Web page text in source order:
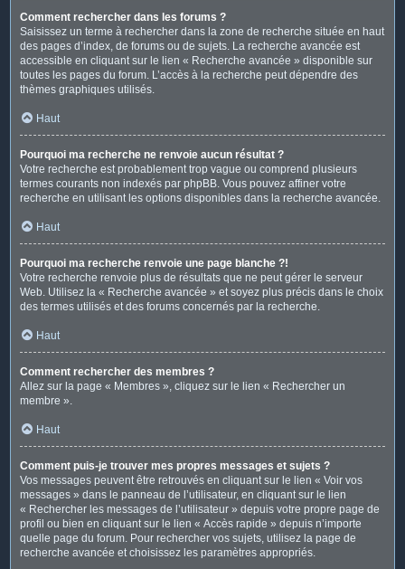
Comment rechercher dans les forums ?
Saisissez un terme à rechercher dans la zone de recherche située en haut
des pages d’index, de forums ou de sujets. La recherche avancée est
accessible en cliquant sur le lien « Recherche avancée » disponible sur
toutes les pages du forum. L’accès à la recherche peut dépendre des
thèmes graphiques utilisés.
Haut
Pourquoi ma recherche ne renvoie aucun résultat ?
Votre recherche est probablement trop vague ou comprend plusieurs
termes courants non indexés par phpBB. Vous pouvez affiner votre
recherche en utilisant les options disponibles dans la recherche avancée.
Haut
Pourquoi ma recherche renvoie une page blanche ?!
Votre recherche renvoie plus de résultats que ne peut gérer le serveur
Web. Utilisez la « Recherche avancée » et soyez plus précis dans le choix
des termes utilisés et des forums concernés par la recherche.
Haut
Comment rechercher des membres ?
Allez sur la page « Membres », cliquez sur le lien « Rechercher un
membre ».
Haut
Comment puis-je trouver mes propres messages et sujets ?
Vos messages peuvent être retrouvés en cliquant sur le lien « Voir vos
messages » dans le panneau de l’utilisateur, en cliquant sur le lien
« Rechercher les messages de l’utilisateur » depuis votre propre page de
profil ou bien en cliquant sur le lien « Accès rapide » depuis n’importe
quelle page du forum. Pour rechercher vos sujets, utilisez la page de
recherche avancée et choisissez les paramètres appropriés.